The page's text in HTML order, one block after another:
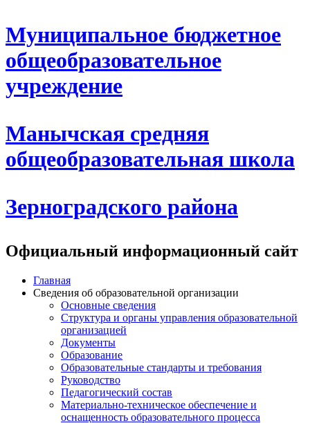
Муниципальное бюджетное
общеобразовательное
учреждение
Манычская средняя
общеобразовательная школа
Зерноградского района
Официальный информационный сайт
Главная
Сведения об образовательной организации
Основные сведения
Структура и органы управления образовательной
организацией
Документы
Образование
Образовательные стандарты и требования
Руководство
Педагогический состав
Материально-техническое обеспечение и
оснащенность образовательного процесса